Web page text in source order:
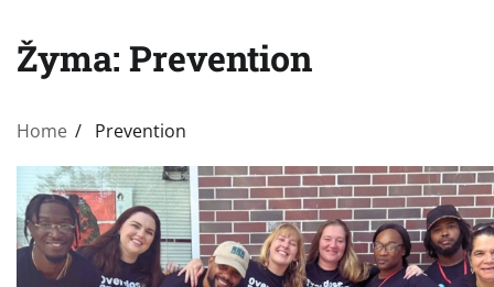
Žyma: Prevention
Home Prevention